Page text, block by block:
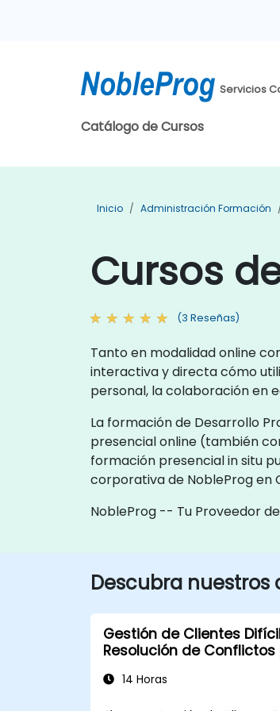
Servicios
Catálogo de Cursos
Inicio Administración Formación
Cursos
(3 Reseñas)
Tanto en modalidad online
interactiva y directa cómo
personal, la colaboración en
La formación de Desarrollo
presencial online (también
formación presencial in situ
corporativa de NobleProg en
NobleProg -- Tu Proveedor
Descubra nuestros
Gestión de Clientes
Resolución de Conflictos
14 Horas